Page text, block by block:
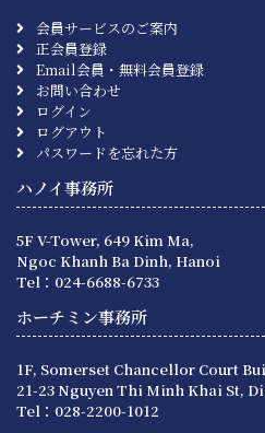
会員サービスのご案内
正会員登録
Email会員・無料会員登録
お問い合わせ
ログイン
ログアウト
パスワードを忘れた方
ハノイ事務所
5F V-Tower, 649 Kim Ma,
Ngoc Khanh Ba Dinh, Hanoi
Tel：024-6688-6733
ホーチミン事務所
1F, Somerset Chancellor Court
21-23 Nguyen Thi Minh Khai St,
Tel：028-2200-1012